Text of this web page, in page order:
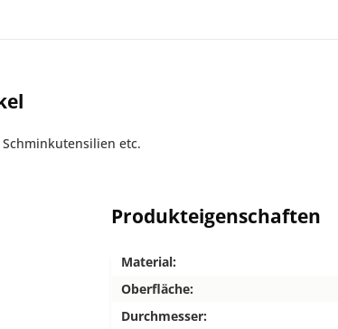
etc.
Produkteigenschaften
Material:
Oberfläche:
Durchmesser: